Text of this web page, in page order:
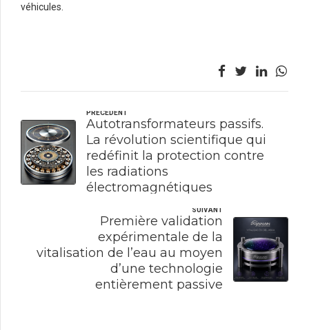
véhicules.
PRÉCÉDENT
Autotransformateurs passifs.
La révolution scientifique qui
redéfinit la protection contre
les radiations
électromagnétiques
SUIVANT
Première validation
expérimentale de la
vitalisation de l’eau au moyen
d’une technologie
entièrement passive